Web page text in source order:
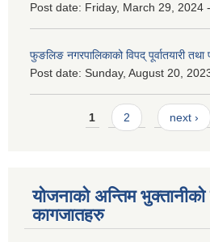
Post date: Friday, March 29, 2024
फुङलिङ नगरपालिकाको विपद् पूर्वातयारी
Post date: Sunday, August 20,
Pages1 2 next ›
योजनाको अन्तिम
कागजातहरु